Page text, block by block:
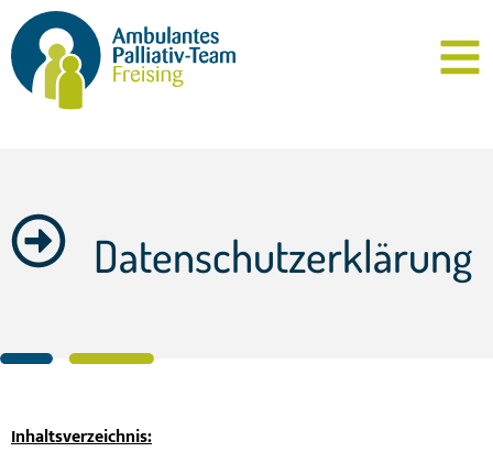
Datenschutzerklärung
Inhaltsverzeichnis: